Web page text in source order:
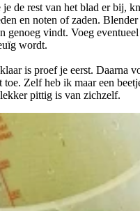
de rest van het blad er bij,
en noten of zaden.
genoeg vindt. Voeg
wordt.
is proef je eerst. Daarna
toe. Zelf heb ik maar een
pittig is van zichzelf.